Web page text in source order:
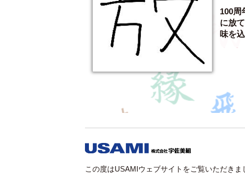
100周
に放
味を
この度はUSAMIウェブサイトをご覧いただきま